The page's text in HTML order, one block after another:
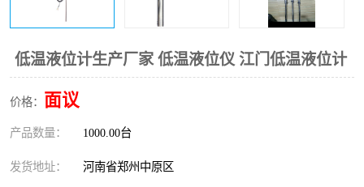
低温液位计生产厂家 低温液位仪 江门低温液位计
价格： 面议
产品数量： 1000.00台
发货地址： 河南省郑州中原区
流量仪表 加油站液位仪